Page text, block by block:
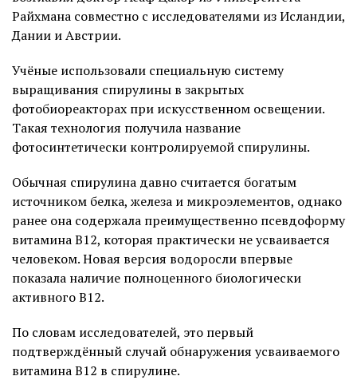
Райхмана совместно с исследователями из Исландии,
Дании и Австрии.
Учёные использовали специальную систему
выращивания спирулины в закрытых
фотобиореакторах при искусственном освещении.
Такая технология получила название
фотосинтетически контролируемой спирулины.
Обычная спирулина давно считается богатым
источником белка, железа и микроэлементов, однако
ранее она содержала преимущественно псевдоформу
витамина B12, которая практически не усваивается
человеком. Новая версия водоросли впервые
показала наличие полноценного биологически
активного B12.
По словам исследователей, это первый
подтверждённый случай обнаружения усваиваемого
витамина B12 в спирулине.